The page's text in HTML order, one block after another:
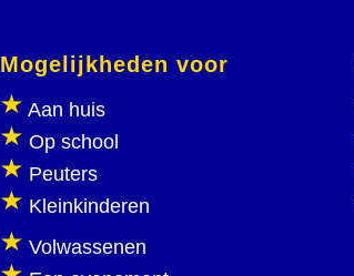
Mogelijkheden voor
Aan huis
Op school
Peuters
Kleinkinderen
Volwassenen